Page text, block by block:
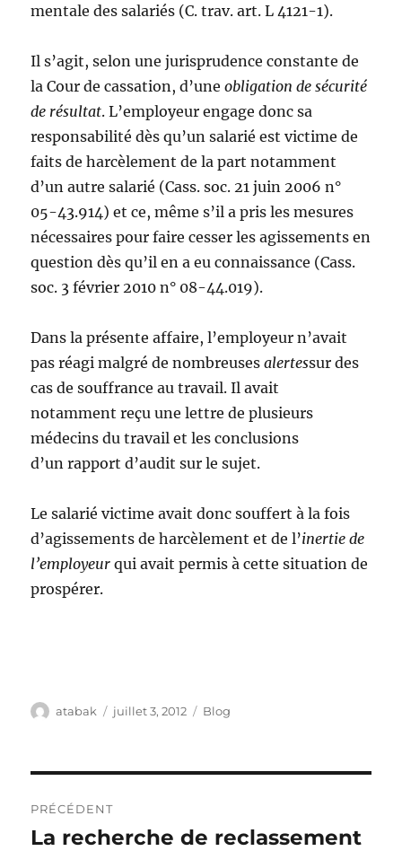
mentale des salariés (C. trav. art. L 4121-1).
Il s’agit, selon une jurisprudence constante de
la Cour de cassation, d’uneobligation de sécurité
de résultat. L’employeur engage donc sa
responsabilité dès qu’un salarié est victime de
faits de harcèlement de la part notamment
d’un autre salarié (Cass. soc. 21 juin 2006 n°
05-43.914) et ce, même s’il a pris les mesures
nécessaires pour faire cesser les agissements en
question dès qu’il en a eu connaissance (Cass.
soc. 3 février 2010 n° 08-44.019).
Dans la présente affaire, l’employeur n’avait
pas réagi malgré de nombreusesalertessur des
cas de souffrance au travail. Il avait
notamment reçu une lettre de plusieurs
médecins du travail et les conclusions
d’un rapport d’audit sur le sujet.
Le salarié victime avait donc souffert à la fois
d’agissements de harcèlement et de l’inertie de
l’employeur qui avait permis à cette situation de
prospérer.
Auteur
atabak
Publié
juillet 3, 2012 Catégories
Blog
de
PRÉCÉDENT
Publication
La recherche de reclassement